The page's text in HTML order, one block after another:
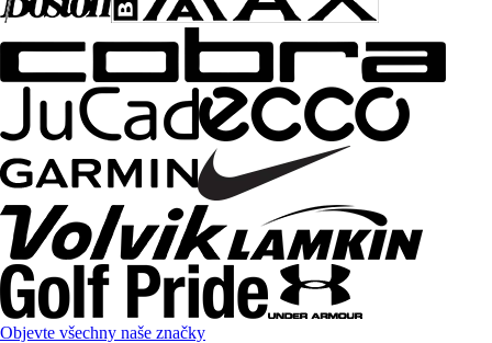
Objevte všechny naše značky